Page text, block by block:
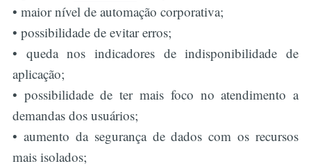
• maior nível de automação corporativa;
• possibilidade de evitar erros;
• queda nos indicadores de indisponibilidade de
aplicação;
• possibilidade de ter mais foco no atendimento a
demandas dos usuários;
• aumento da segurança de dados com os recursos
mais isolados;